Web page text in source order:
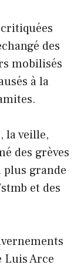
des
mobilisés
à la
la veille,
des grèves
plus grande
et des
Luis Arce